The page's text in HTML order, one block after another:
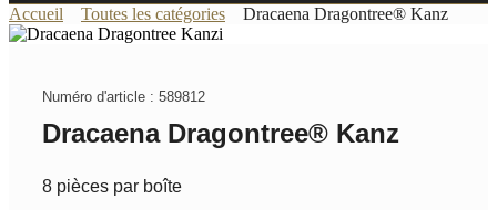
Accueil Toutes les catégories Dracaena Dragontree® Kanz
Numéro d'article : 589812
Dracaena Dragontree® Kanz
8 pièces par boîte